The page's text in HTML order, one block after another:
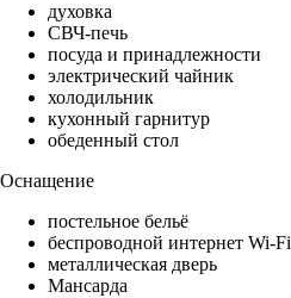
духовка
СВЧ-печь
посуда и принадлежности
электрический чайник
холодильник
кухонный гарнитур
обеденный стол
Оснащение
постельное бельё
беспроводной интернет Wi-Fi
металлическая дверь
Мансарда